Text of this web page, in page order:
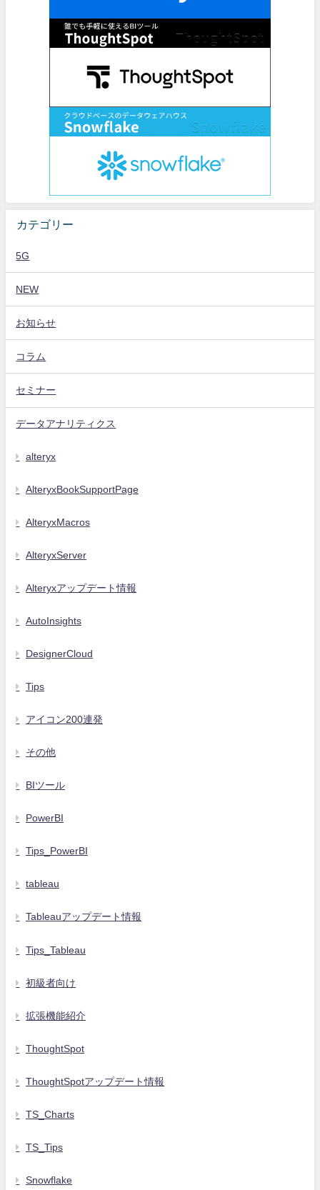
カテゴリー
5G
NEW
お知らせ
コラム
セミナー
データアナリティクス
alteryx
AlteryxBookSupportPage
AlteryxMacros
AlteryxServer
Alteryxアップデート情報
AutoInsights
DesignerCloud
Tips
アイコン200連発
その他
BIツール
PowerBI
Tips_PowerBI
tableau
Tableauアップデート情報
Tips_Tableau
初級者向け
拡張機能紹介
ThoughtSpot
ThoughtSpotアップデート情報
TS_Charts
TS_Tips
Snowflake